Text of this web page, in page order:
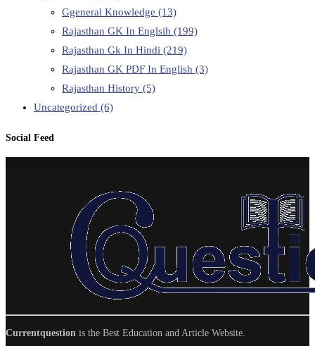
Ggeneral Knowledge (13)
Rajasthan GK In Englsih (199)
Rajasthan Gk In Hindi (219)
Rajasthan GK PDF In English (3)
Rajasthan History (5)
Uncategorized (6)
Social Feed
Currentquestion is the Best Education and Article Website.